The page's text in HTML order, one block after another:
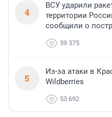
4
ВСУ ударили
территории
сообщили о
59 375
5
Из-за атаки в
Wildberries
53 692